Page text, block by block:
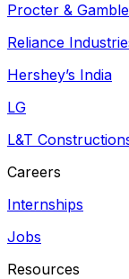
Procter & Gamble
Reliance
Hershey’s India
LG
L&T
Careers
Internships
Jobs
Resources